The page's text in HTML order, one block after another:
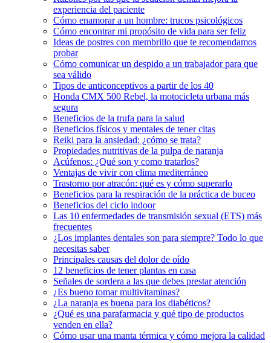
experiencia del paciente
Cómo enamorar a un hombre: trucos psicológicos
Cómo encontrar mi propósito de vida para ser feliz
Ideas de postres con membrillo que te recomendamos
probar
Cómo comunicar un despido a un trabajador para que
sea válido
Tipos de anticonceptivos a partir de los 40
Honda CMX 500 Rebel, la motocicleta urbana más
segura
Beneficios de la trufa para la salud
Beneficios físicos y mentales de tener citas
Reiki para la ansiedad: ¿cómo se trata?
Propiedades nutritivas de la pulpa de naranja
Acúfenos: ¿Qué son y como tratarlos?
Ventajas de vivir con clima mediterráneo
Trastorno por atracón: qué es y cómo superarlo
Beneficios para la respiración de la práctica de buceo
Beneficios del ciclo indoor
Las 10 enfermedades de transmisión sexual (ETS) más
frecuentes
¿Los implantes dentales son para siempre? Todo lo que
necesitas saber
Principales causas del dolor de oído
12 beneficios de tener plantas en casa
Señales de sordera a las que debes prestar atención
¿Es bueno tomar multivitaminas?
¿La naranja es buena para los diabéticos?
¿Qué es una parafarmacia y qué tipo de productos
venden en ella?
Cómo usar una manta térmica y cómo mejora la calidad